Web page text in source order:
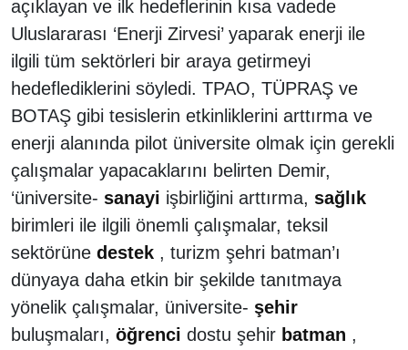
açıklayan ve ilk hedeflerinin kısa vadede
Uluslararası ‘Enerji Zirvesi’ yaparak enerji ile
ilgili tüm sektörleri bir araya getirmeyi
hedeflediklerini söyledi. TPAO, TÜPRAŞ ve
BOTAŞ gibi tesislerin etkinliklerini arttırma ve
enerji alanında pilot üniversite olmak için gerekli
çalışmalar yapacaklarını belirten Demir,
‘üniversite- sanayi işbirliğini arttırma, sağlık
birimleri ile ilgili önemli çalışmalar, teksil
sektörüne destek , turizm şehri batman’ı
dünyaya daha etkin bir şekilde tanıtmaya
yönelik çalışmalar, üniversite- şehir
buluşmaları, öğrenci dostu şehir batman ,